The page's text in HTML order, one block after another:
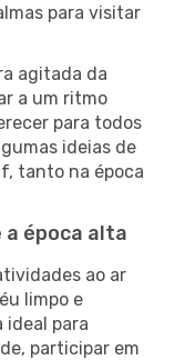
para visitar
agitada da
a um ritmo
para todos
ideias de
tanto na época
época alta
ao ar
limpo e
ideal para
participar em